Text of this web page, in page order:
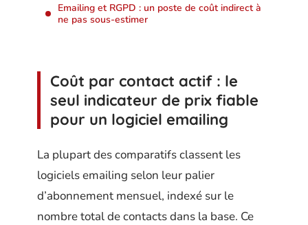
Emailing et RGPD : un poste de coût indirect à
ne pas sous-estimer
Coût par contact actif : le
seul indicateur de prix fiable
pour un logiciel emailing
La plupart des comparatifs classent les
logiciels emailing selon leur palier
d’abonnement mensuel, indexé sur le
nombre total de contacts dans la base. Ce